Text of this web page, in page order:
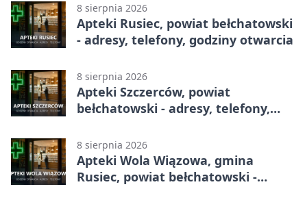
8 sierpnia 2026
Apteki Rusiec, powiat bełchatowski
- adresy, telefony, godziny otwarcia
8 sierpnia 2026
Apteki Szczerców, powiat
bełchatowski - adresy, telefony,
8 sierpnia 2026
Apteki Wola Wiązowa, gmina
Rusiec, powiat bełchatowski -